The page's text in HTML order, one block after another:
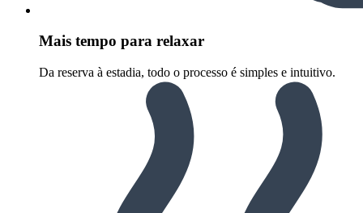
Mais tempo para relaxar
Da reserva à estadia, todo o processo é simples e intuitivo.